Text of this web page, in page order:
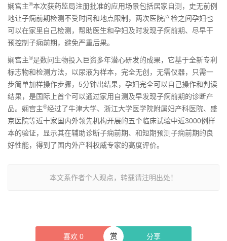
娴宫主®本次获药监局注册批准的应用场景包括居家自测，史无前例
地让子痫前期检测不受时间和地点限制，两次医院产检之间孕妇也
可以在家里自己检测，帮助医生和孕妇及时发现子痫前期、尽早干
预控制子痫前期，避免严重后果。
娴宫主®是数问生物投入巨资多年潜心研发的成果，它基于全新专利
标志物和检测方法，以尿液为样本，完全无创，无需仪器，只需一
步简单加样操作步骤，5分钟出结果，孕妇完全可以自己操作和判读
结果，是国际上首个可以通过家用自测及早发现子痫前期的诊断产
品。娴宫主®经过了牛津大学、浙江大学医学院附属妇产科医院、盛
京医院等近十家国内外领先机构开展的五个临床试验中近3000例样
本的验证，显示其在辅助诊断子痫前期、和短期预测子痫前期的良
好性能，得到了国内外产科权威专家的高度评价。
本文系作者个人观点，转载请注明出处！
喜欢 0 分享
赏